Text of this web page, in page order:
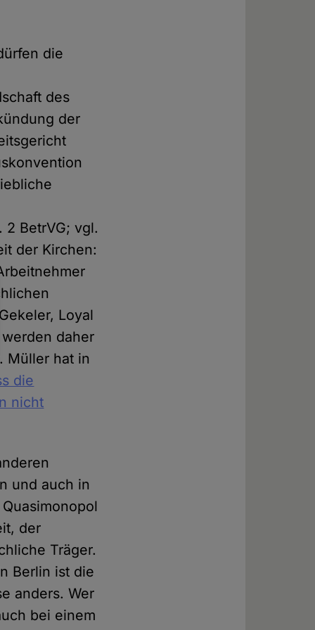
die
des
der
2 BetrVG; vgl.
der Kirchen:
Loyal
daher
Müller hat in
die
nicht
und auch in
der
Träger.
Berlin ist die
anders. Wer
bei einem